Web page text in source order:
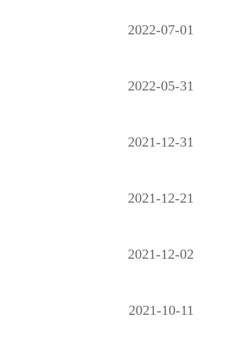
2022-07-01
2022-05-31
2021-12-31
2021-12-21
2021-12-02
2021-10-11